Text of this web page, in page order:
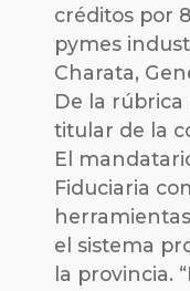
créditos por
pymes
Charata,
De la rúbrica
titular de la
El
Fiduciaria
el sistema
la provincia.